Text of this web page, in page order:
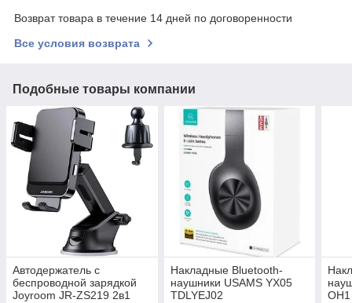
Возврат товара в течение 14 дней по договоренности
Все условия возврата
Подобные товары компании
Автодержатель с
беспроводной зарядкой
Joyroom JR-ZS219 2в1
Накладные Bluetooth-
наушники USAMS YX05
TDLYEJ02
OH1